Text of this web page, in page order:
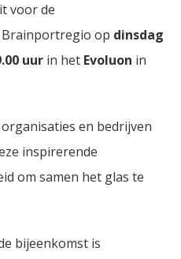
voor de
Brainportregio op dinsdag
uur in het Evoluon in
en bedrijven
inspirerende
om samen het glas te
bijeenkomst is